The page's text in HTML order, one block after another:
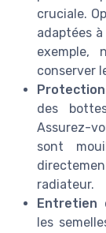
cruciale.
adaptées
exemple,
conserver
des
Assurez-
sont
radiateur.
Entretien
les